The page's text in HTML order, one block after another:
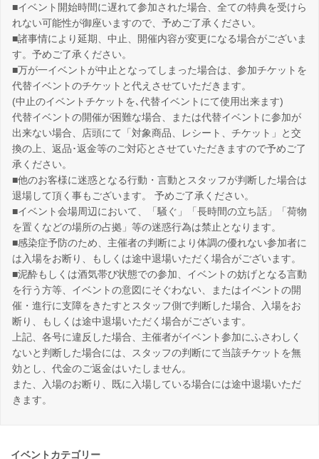
■イベント開始時間に遅れて参加された場合、全ての特典を受けら
れない可能性が御座いますので、予めご了承ください。
■諸事情により延期、中止、開催内容が変更になる場合がございま
す。予めご了承ください。
■万が一イベントが中止となってしまった場合は、参加チケットを
代替イベントのチケットと代えさせていただきます。
(中止のイベントチケットを､代替イベントにて使用出来ます)
代替イベントの開催が困難な場合、または代替イベントに参加が
出来ない場合、店頭にて「対象商品、レシート、チケット」と交
換の上、返品･返金等のご対応とさせていただきますので予めご了
承ください。
■他のお客様に迷惑となる行動・言動とスタッフが判断した場合は
退場して頂く事もございます。 予めご了承ください。
■イベント会場周辺において、「騒ぐ」「長時間の立ち話」「荷物
を置くなどの場所の占拠」等の迷惑行為は禁止となります。
■感染症予防のため、主催者の判断により体調の優れない参加者に
は入場をお断り、もしくは途中退場いただく場合がございます。
■泥酔もしくは酒気帯び状態での参加、イベントの妨げとなる言動
を行う方等、イベントの意図にそぐわない、またはイベントの開
催・進行に支障をきたすとスタッフ側で判断した場合、入場をお
断り、もしくは途中退場いただく場合がございます。
上記、各号に違反した場合、主催者がイベント参加にふさわしく
ないと判断した場合には、スタッフの判断にて当該チケットを無
効とし、代金のご返金はいたしません。
また、入場のお断り、既に入場している場合には途中退場いただ
きます。
イベントカテゴリー